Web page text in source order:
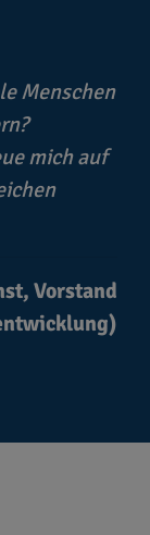
Menschen
mich auf
Vorstand